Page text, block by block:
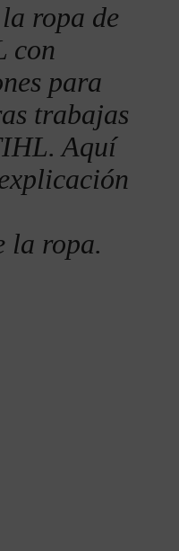
ropa de
con
para
trabajas
Aquí
la ropa.